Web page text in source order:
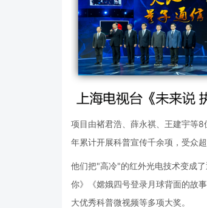
项目由褚君浩、薛永祺、王建宇等
年累计开展科普宣传千余项，受众
他们把"高冷"的红外光电技术变成
你》《嫦娥四号登录月球背面的故
大优秀科普微视频等多项大奖。